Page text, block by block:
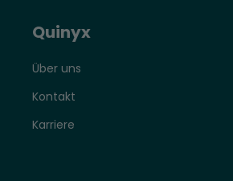
Quinyx
Über uns
Kontakt
Karriere